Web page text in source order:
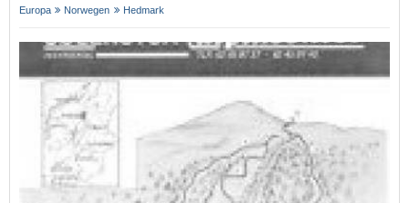
Europa Norwegen Hedmark